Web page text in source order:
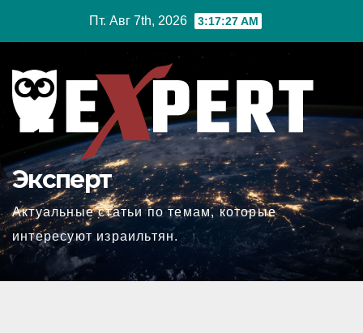
Пт. Авг 7th, 2026 3:17:28 AM
Эксперт
Актуальные статьи по темам, которые
интересуют израильтян.